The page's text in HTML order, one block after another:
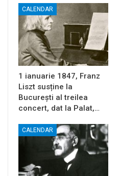
CALENDAR
1 ianuarie 1847, Franz
Liszt susține la
București al treilea
concert, dat la Palat,…
CALENDAR